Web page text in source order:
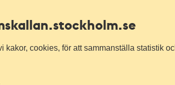
.stockholm.se
kakor, cookies, för att sammanställa statistik